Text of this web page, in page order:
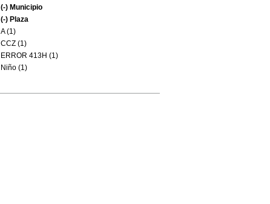
(-) Municipio
(-) Plaza
A (1)
CCZ (1)
ERROR 413H (1)
Niño (1)